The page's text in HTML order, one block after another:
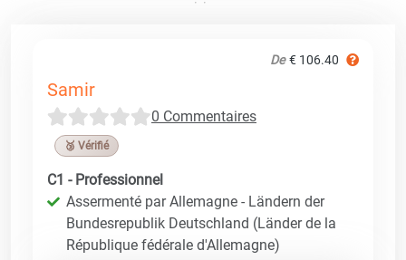
De € 106.40
Samir
0 Commentaires
🥉 Vérifié
C1 - Professionnel
Assermenté par Allemagne - Ländern der
Bundesrepublik Deutschland (Länder de la
République fédérale d'Allemagne)